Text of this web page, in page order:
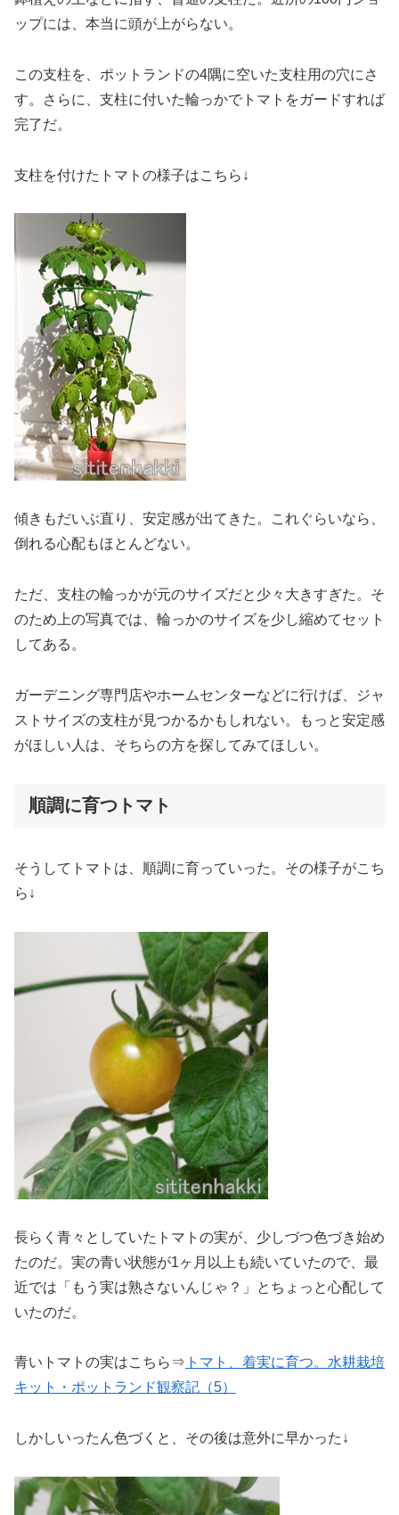
ップには、本当に頭が上がらない。
この支柱を、ポットランドの4隅に空いた支柱用の穴にさ
す。さらに、支柱に付いた輪っかでトマトをガードすれば
完了だ。
支柱を付けたトマトの様子はこちら↓
傾きもだいぶ直り、安定感が出てきた。これぐらいなら、
倒れる心配もほとんどない。
ただ、支柱の輪っかが元のサイズだと少々大きすぎた。そ
のため上の写真では、輪っかのサイズを少し縮めてセット
してある。
ガーデニング専門店やホームセンターなどに行けば、ジャ
ストサイズの支柱が見つかるかもしれない。もっと安定感
がほしい人は、そちらの方を探してみてほしい。
順調に育つトマト
そうしてトマトは、順調に育っていった。その様子がこち
ら↓
長らく青々としていたトマトの実が、少しづつ色づき始め
たのだ。実の青い状態が1ヶ月以上も続いていたので、最
近では「もう実は熟さないんじゃ？」とちょっと心配して
いたのだ。
青いトマトの実はこちら⇒ トマト、着実に育つ。水耕栽培
キット・ ポットランド観察記（5）
しかしいったん色づくと、その後は意外に早かった↓